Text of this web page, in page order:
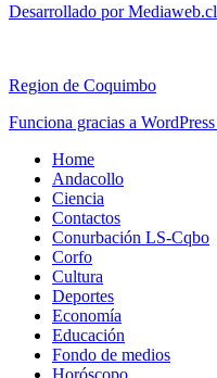
Desarrollado por Mediaweb.cl
Region de Coquimbo
Funciona gracias a WordPress
Home
Andacollo
Ciencia
Contactos
Conurbación LS-Cqbo
Corfo
Cultura
Deportes
Economía
Educación
Fondo de medios
Horóscopo